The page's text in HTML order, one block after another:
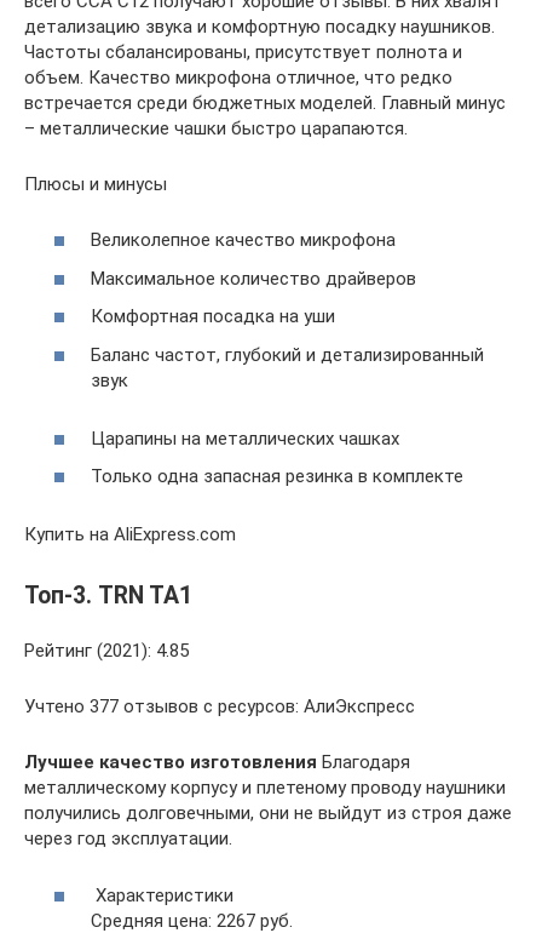
детализацию звука и комфортную посадку наушников.
Частоты сбалансированы, присутствует полнота и
объем. Качество микрофона отличное, что редко
встречается среди бюджетных моделей. Главный минус
– металлические чашки быстро царапаются.
Плюсы и минусы
Великолепное качество микрофона
Максимальное количество драйверов
Комфортная посадка на уши
Баланс частот, глубокий и детализированный
звук
Царапины на металлических чашках
Только одна запасная резинка в комплекте
Купить на AliExpress.com
Топ-3. TRN TA1
Рейтинг (2021): 4.85
Учтено 377 отзывов с ресурсов: АлиЭкспресс
Лучшее качество изготовления Благодаря
металлическому корпусу и плетеному проводу наушники
получились долговечными, они не выйдут из строя даже
через год эксплуатации.
Характеристики
Средняя цена: 2267 руб.